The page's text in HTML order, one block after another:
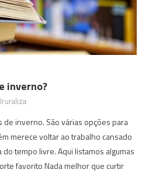
inverno?
inverno. São várias opções para
merece voltar ao trabalho cansado
tempo livre. Aqui listamos algumas
favorito Nada melhor que curtir